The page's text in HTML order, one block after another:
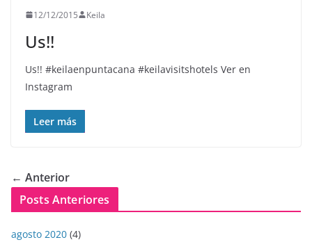
12/12/2015 Keila
Us!!
Us!! #keilaenpuntacana #keilavisitshotels Ver en
Instagram
Leer más
← Anterior
Posts Anteriores
agosto 2020 (4)